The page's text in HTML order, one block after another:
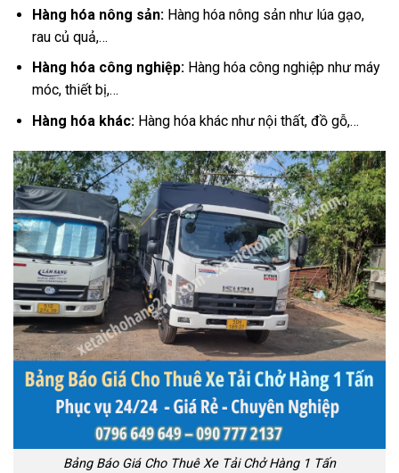
Hàng hóa nông sản:Hàng hóa nông sản như lúa gạo,
rau củ quả,…
Hàng hóa công nghiệp:Hàng hóa công nghiệp như máy
móc, thiết bị,…
Hàng hóa khác:Hàng hóa khác như nội thất, đồ gỗ,…
Bảng Báo Giá Cho Thuê Xe Tải Chở Hàng 1 Tấn